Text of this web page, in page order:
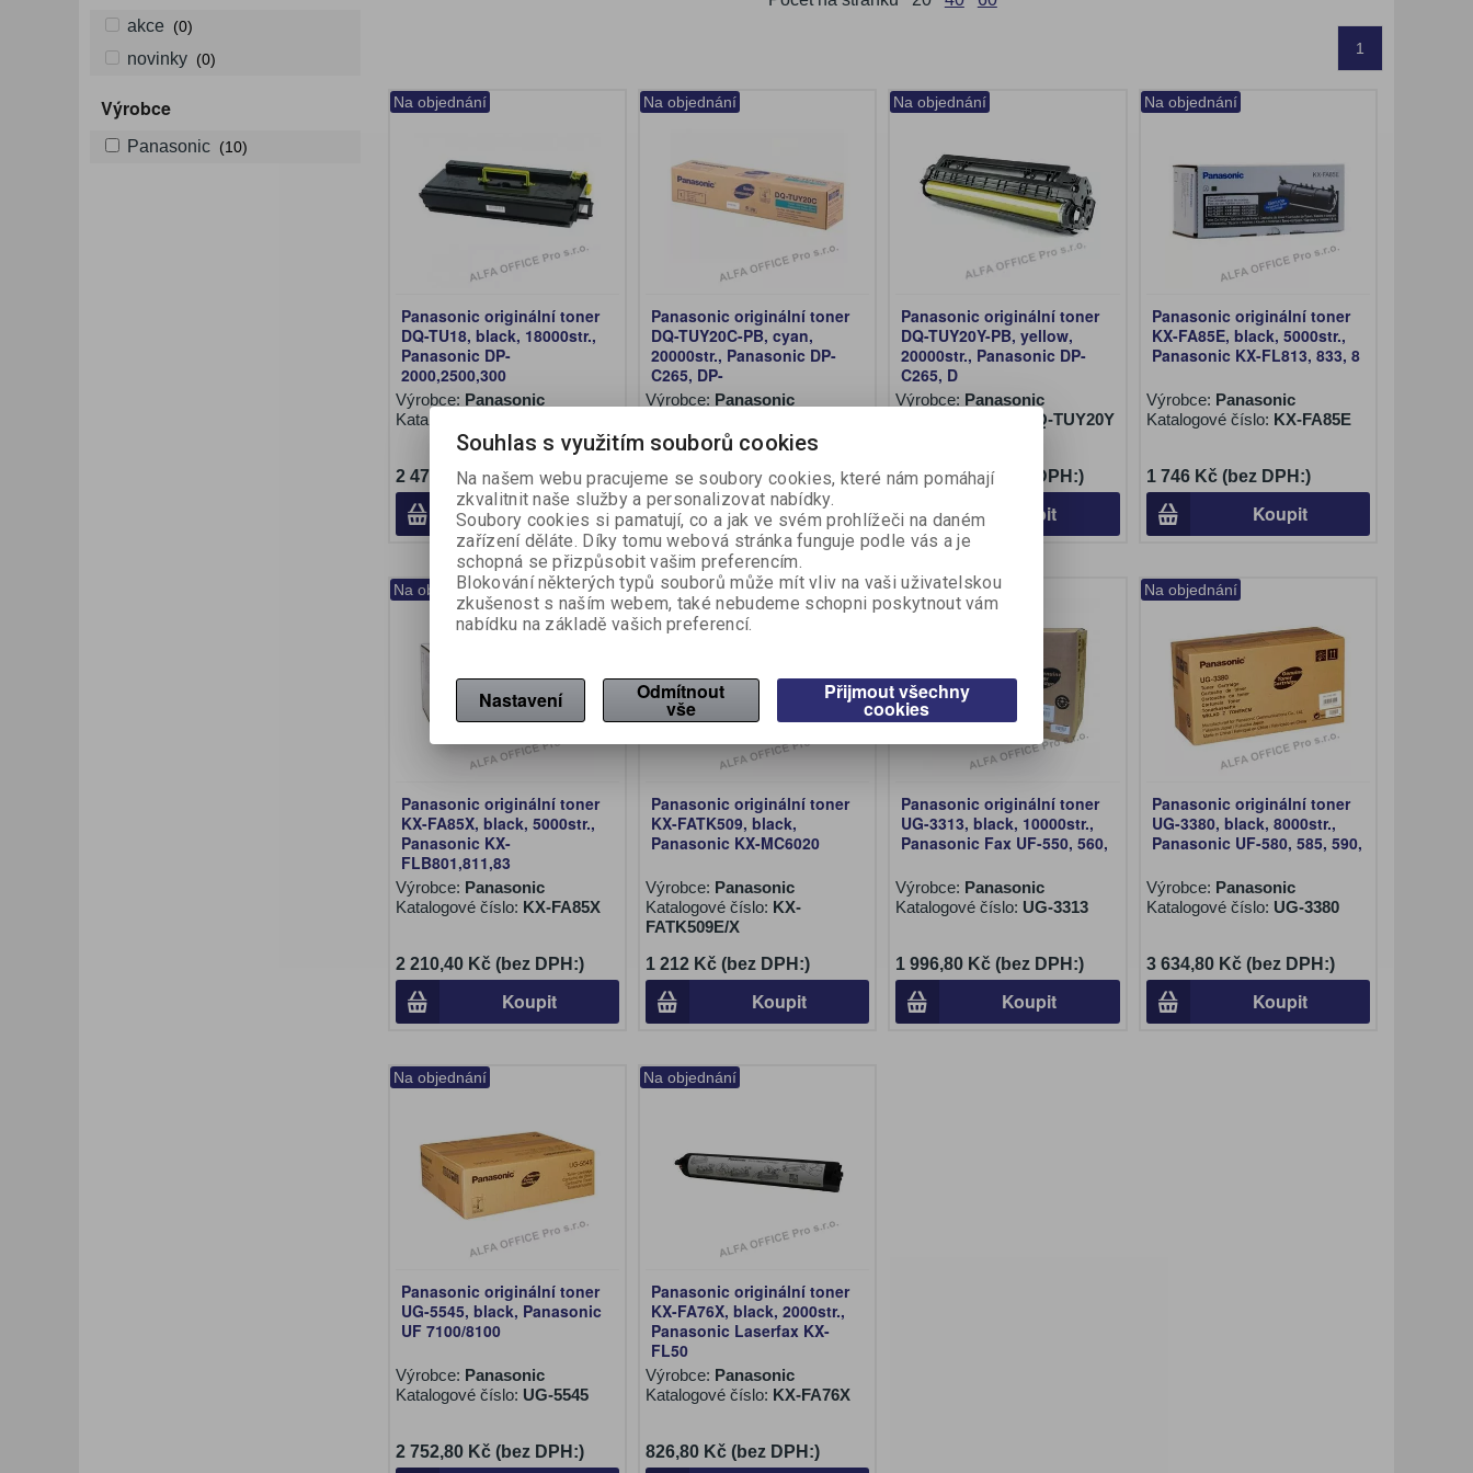
akce (0)
novinky (0)
Výrobce
Panasonic (10)
1
Na objednání
Panasonic originální toner
DQ-TU18, black, 18000str.,
Panasonic DP-
2000,2500,300
Výrobce: Panasonic
Katalogové číslo:
2 472 Kč (bez DPH:)
Koupit
Na objednání
Panasonic originální toner
DQ-TUY20C-PB, cyan,
20000str., Panasonic DP-
C265, DP-
Výrobce: Panasonic
2 660,40 Kč (bez DPH:)
Koupit
Na objednání
Panasonic originální toner
DQ-TUY20Y-PB, yellow,
20000str., Panasonic DP-
C265, D
Výrobce: Panasonic
DQ-TUY20Y
3 026,40 Kč (bez DPH:)
Koupit
Na objednání
Panasonic originální toner
KX-FA85E, black, 5000str.,
Panasonic KX-FL813, 833, 8
Výrobce: Panasonic
Katalogové číslo: KX-FA85E
1 746 Kč (bez DPH:)
Koupit
Na objednání
Panasonic originální toner
KX-FA85X, black, 5000str.,
Panasonic KX-
FLB801,811,83
Výrobce: Panasonic
Katalogové číslo: KX-FA85X
2 210,40 Kč (bez DPH:)
Koupit
Na objednání
Panasonic originální toner
KX-FATK509, black,
Panasonic KX-MC6020
Výrobce: Panasonic
Katalogové číslo: KX-
FATK509E/X
1 212 Kč (bez DPH:)
Koupit
Na objednání
Panasonic originální toner
UG-3313, black, 10000str.,
Panasonic Fax UF-550, 560,
Výrobce: Panasonic
Katalogové číslo: UG-3313
1 996,80 Kč (bez DPH:)
Koupit
Na objednání
Panasonic originální toner
UG-3380, black, 8000str.,
Panasonic UF-580, 585, 590,
Výrobce: Panasonic
Katalogové číslo: UG-3380
3 634,80 Kč (bez DPH:)
Koupit
Na objednání
Panasonic originální toner
UG-5545, black, Panasonic
UF 7100/8100
Výrobce: Panasonic
Katalogové číslo: UG-5545
2 752,80 Kč (bez DPH:)
Na objednání
Panasonic originální toner
KX-FA76X, black, 2000str.,
Panasonic Laserfax KX-
FL50
Výrobce: Panasonic
Katalogové číslo: KX-FA76X
826,80 Kč (bez DPH:)
Souhlas s využitím souborů cookies
Na našem webu pracujeme se soubory cookies, které nám pomáhají
zkvalitnit naše služby a personalizovat nabídky.
Soubory cookies si pamatují, co a jak ve svém prohlížeči na daném
zařízení děláte. Díky tomu webová stránka funguje podle vás a je
schopná se přizpůsobit vašim preferencím.
Blokování některých typů souborů může mít vliv na vaši uživatelskou
zkušenost s naším webem, také nebudeme schopni poskytnout vám
nabídku na základě vašich preferencí.
Nastavení Odmítnout
vše
Přijmout všechny
cookies